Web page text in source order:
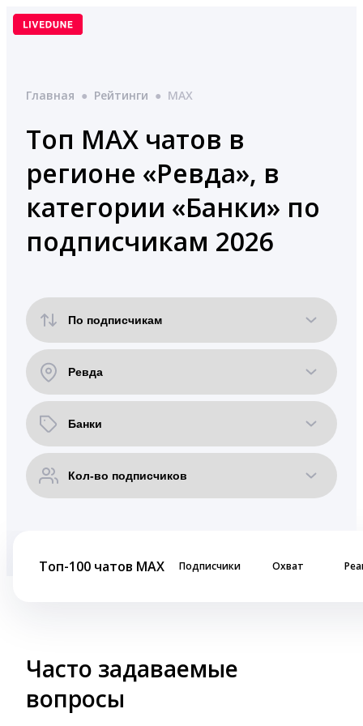
Перейти
Главная ● Рейтинги ● MAX
Топ MAX чатов в
регионе «Ревда», в
категории «Банки» по
подписчикам 2026
Топ-100 чатов MAX Подписчики Охват
Часто задаваемые
вопросы